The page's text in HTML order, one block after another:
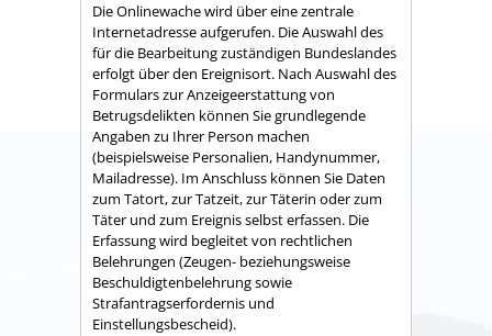
Die Onlinewache wird über eine zentrale
Internetadresse aufgerufen. Die Auswahl des
für die Bearbeitung zuständigen Bundeslandes
erfolgt über den Ereignisort. Nach Auswahl des
Formulars zur Anzeigeerstattung von
Betrugsdelikten können Sie grundlegende
Angaben zu Ihrer Person machen
(beispielsweise Personalien, Handynummer,
Mailadresse). Im Anschluss können Sie Daten
zum Tatort, zur Tatzeit, zur Täterin oder zum
Täter und zum Ereignis selbst erfassen. Die
Erfassung wird begleitet von rechtlichen
Belehrungen (Zeugen- beziehungsweise
Beschuldigtenbelehrung sowie
Strafantragserfordernis und
Einstellungsbescheid).